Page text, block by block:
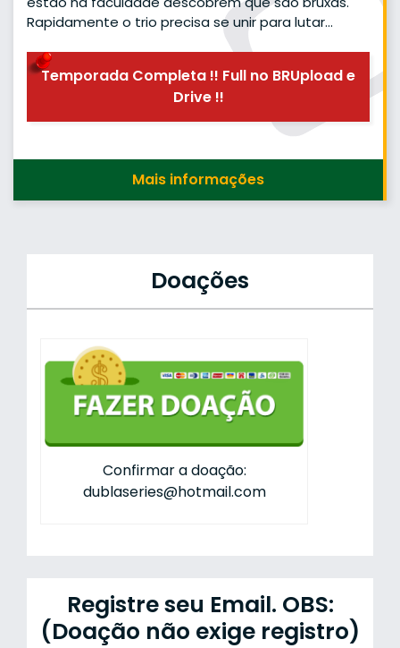
Rapidamente o trio precisa se unir para lutar…
Temporada Completa !! Full no BRUpload e
Drive !!
Mais informações
Doações
Confirmar a doação:
dublaseries@hotmail.com
Registre seu Email. OBS:
(Doação não exige registro)